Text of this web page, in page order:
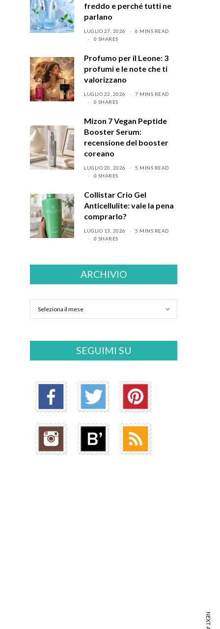
freddo e perché tutti ne
parlano
LUGLIO 27, 2026
6 MINS READ
0 SHARES
Profumo per il Leone: 3
profumi e le note che ti
valorizzano
LUGLIO 22, 2026
7 MINS READ
0 SHARES
Mizon 7 Vegan Peptide
Booster Serum:
recensione del booster
coreano
LUGLIO 20, 2026
5 MINS READ
0 SHARES
Collistar Crio Gel
Anticellulite: vale la pena
comprarlo?
LUGLIO 13, 2026
5 MINS READ
0 SHARES
ARCHIVIO
SEGUIMI SU